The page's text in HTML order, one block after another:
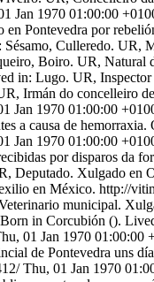
Jan 1970 01:00:00
Pontevedra por
Culleredo. UR,
Boiro. UR, Natural
in: Lugo. UR,
Irmán do concelleiro
Jan 1970 01:00:00
a causa de hemorraxia.
Jan 1970 01:00:00
por disparos da
Deputado. Xulgado en
en México. http://
municipal.
in Corcubión ().
01 Jan 1970 01:00:00
de Pontevedra uns
Thu, 01 Jan 1970